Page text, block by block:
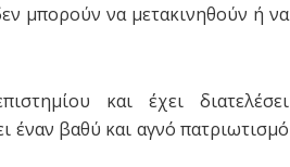
μπορούν να μετακινηθούν ή να
και έχει διατελέσει
έναν βαθύ και αγνό πατριωτισμό